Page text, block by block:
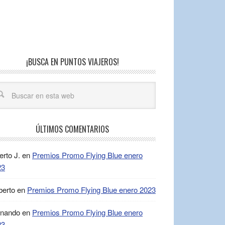
¡BUSCA EN PUNTOS VIAJEROS!
ÚLTIMOS COMENTARIOS
J. en Premios Promo Flying Blue enero
en Premios Promo Flying Blue enero 2023
en Premios Promo Flying Blue enero